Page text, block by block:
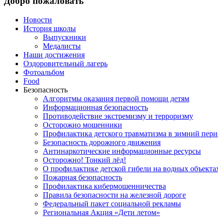
Новости
История школы
Выпускники
Медалисты
Наши достижения
Оздоровительный лагерь
Фотоальбом
Food
Безопасность
Алгоритмы оказания первой помощи детям
Информационная безопасность
Противодействие экстремизму и терроризму
Осторожно мошенники
Профилактика детского травматизма в зимний
Безопасность дорожного движения
Антинаркотические информационные ресурсы
Осторожно! Тонкий лёд!
О профилактике детской гибели на водных
Пожарная безопасность
Профилактика кибермошенничества
Правила безопасности на железной дороге
Федеральный пакет социальной рекламы
Региональная Акция «Дети летом»